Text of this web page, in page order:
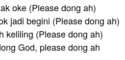
oke (Please dong ah)
jadi begini (Please dong ah)
keliling (Please dong ah)
God, please dong ah